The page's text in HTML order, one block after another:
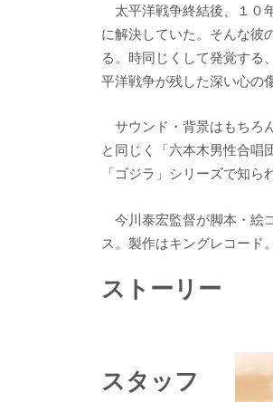
太平洋戦争終結後、１０
に解決していた。そんな彼
る。時同じくして発覚する
平洋戦争が残した深い心の
サウンド・背景はもちろ
と同じく「六本木男性合唱
「ゴジラ」シリーズで知
今川泰宏監督が脚本・絵
ス。製作はキングレコード
ストーリー
スタッフ